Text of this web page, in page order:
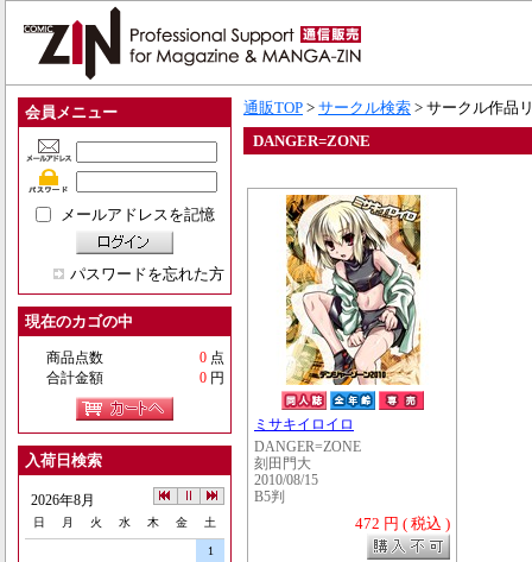
会員メニュー
メールアドレスを記憶
パスワードを忘れた方
現在のカゴの中
商品点数 0 点
合計金額
0 円
入荷日検索
2026年8月
日 月 火 水 木 金 土
1
通販TOP > サークル検索 > サークル作品
DANGER=ZONE
ミサキイロイロ
DANGER=ZONE
刻田門大
2010/08/15
B5判
472 円 ( 税込 )